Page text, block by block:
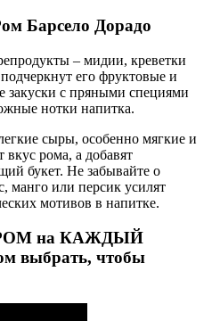
Барсело Дорадо
– мидии, креветки
его фруктовые и
закуски с пряными специями
нотки напитка.
сыры, особенно мягкие и
вкус рома, а добавят
букет. Не забывайте о
манго или персик усилят
мотивов в напитке.
на КАЖДЫЙ
выбрать, чтобы